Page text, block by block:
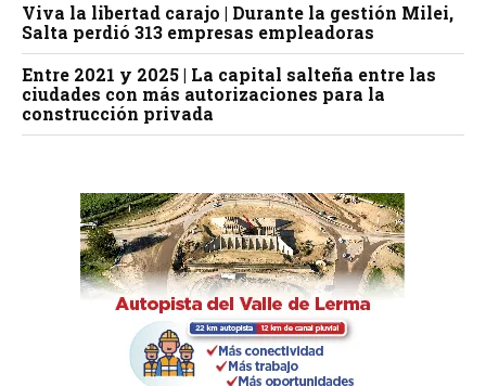
Viva la libertad carajo | Durante la gestión Milei,
Salta perdió 313 empresas empleadoras
Entre 2021 y 2025 | La capital salteña entre las
ciudades con más autorizaciones para la
construcción privada